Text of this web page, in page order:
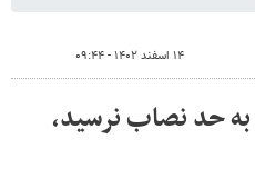
۱۴ اسفند ۱۴۰۲ - ۰۹:۴۴
حد نصاب نرسید،